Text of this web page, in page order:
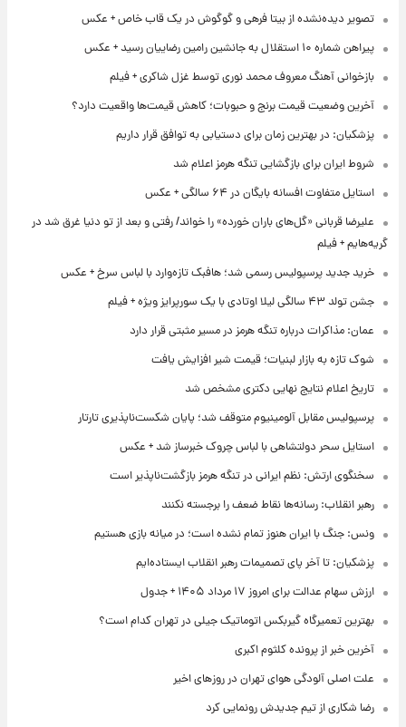
تصویر دیده‌نشده از بیتا فرهی و گوگوش در یک قاب خاص + عکس
پیراهن شماره ۱۰ استقلال به جانشین رامین رضاییان رسید + عکس
بازخوانی آهنگ معروف محمد نوری توسط غزل شاکری + فیلم
آخرین وضعیت قیمت برنج و حبوبات؛ کاهش قیمت‌ها واقعیت دارد؟
پزشکیان: در بهترین زمان برای دستیابی به توافق قرار داریم
شروط ایران برای بازگشایی تنگه هرمز اعلام شد
استایل متفاوت افسانه بایگان در ۶۴ سالگی + عکس
علیرضا قربانی «گل‌های باران خورده» را خواند/ رفتی و بعد از تو دنیا غرق شد در
گریه‌هایم + فیلم
خرید جدید پرسپولیس رسمی شد؛ هافبک تازه‌وارد با لباس سرخ + عکس
جشن تولد ۴۳ سالگی لیلا اوتادی با یک سورپرایز ویژه + فیلم
عمان: مذاکرات درباره تنگه هرمز در مسیر مثبتی قرار دارد
شوک تازه به بازار لبنیات؛ قیمت شیر افزایش یافت
تاریخ اعلام نتایج نهایی دکتری مشخص شد
پرسپولیس مقابل آلومینیوم متوقف شد؛ پایان شکست‌ناپذیری تارتار
استایل سحر دولتشاهی با لباس چروک خبرساز شد + عکس
سخنگوی ارتش: نظم ایرانی در تنگه هرمز بازگشت‌ناپذیر است
رهبر انقلاب: رسانه‌ها نقاط ضعف را برجسته نکنند
ونس: جنگ با ایران هنوز تمام نشده است؛ در میانه بازی هستیم
پزشکیان: تا آخر پای تصمیمات رهبر انقلاب ایستاده‌ایم
ارزش سهام عدالت برای امروز ۱۷ مرداد ۱۴۰۵ + جدول
بهترین تعمیرگاه گیربکس اتوماتیک جیلی در تهران کدام است؟
آخرین خبر از پرونده کلثوم اکبری
علت اصلی آلودگی هوای تهران در روزهای اخیر
رضا شکاری از تیم جدیدش رونمایی کرد